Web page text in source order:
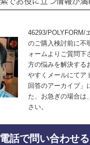
46293/POLYFORM/
のご購入検討前に不
ォームよりご質問下
方の悩みを解決する
やすくメールにてア
回答のアーカイブ」
た、お急ぎの場合は
さい。
電話で問い合わせ